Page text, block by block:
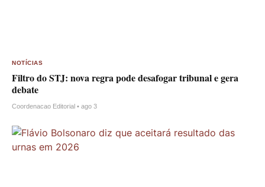
NOTÍCIAS
Filtro do STJ: nova regra pode desafogar tribunal e gera
debate
Coordenacao Editorial • ago 3